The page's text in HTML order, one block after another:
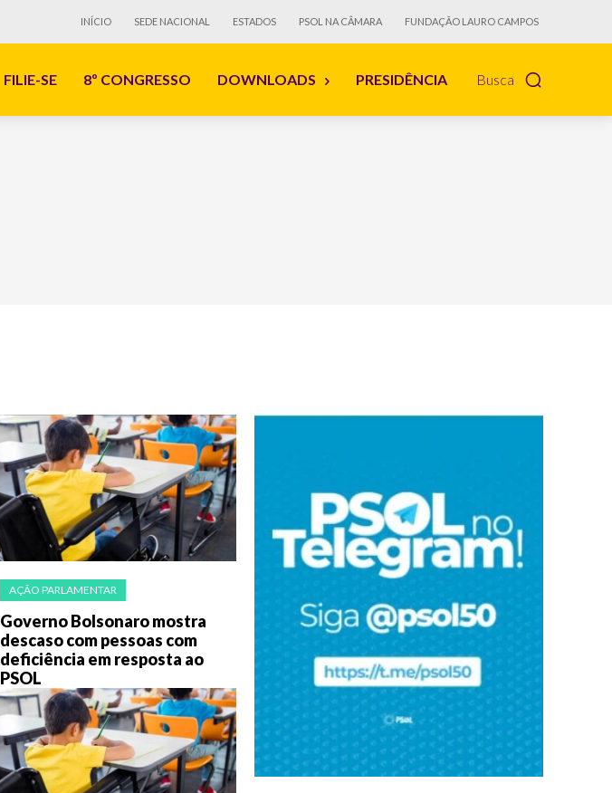
INÍCIO SEDE NACIONAL ESTADOS PSOL NA CÂMARA FUNDAÇÃO LAURO CAMPOS
Busca
FILIE-SE 8º CONGRESSO DOWNLOADS PRESIDÊNCIA
AÇÃO PARLAMENTAR
Governo Bolsonaro mostra
descaso com pessoas com
deficiência em resposta ao
PSOL